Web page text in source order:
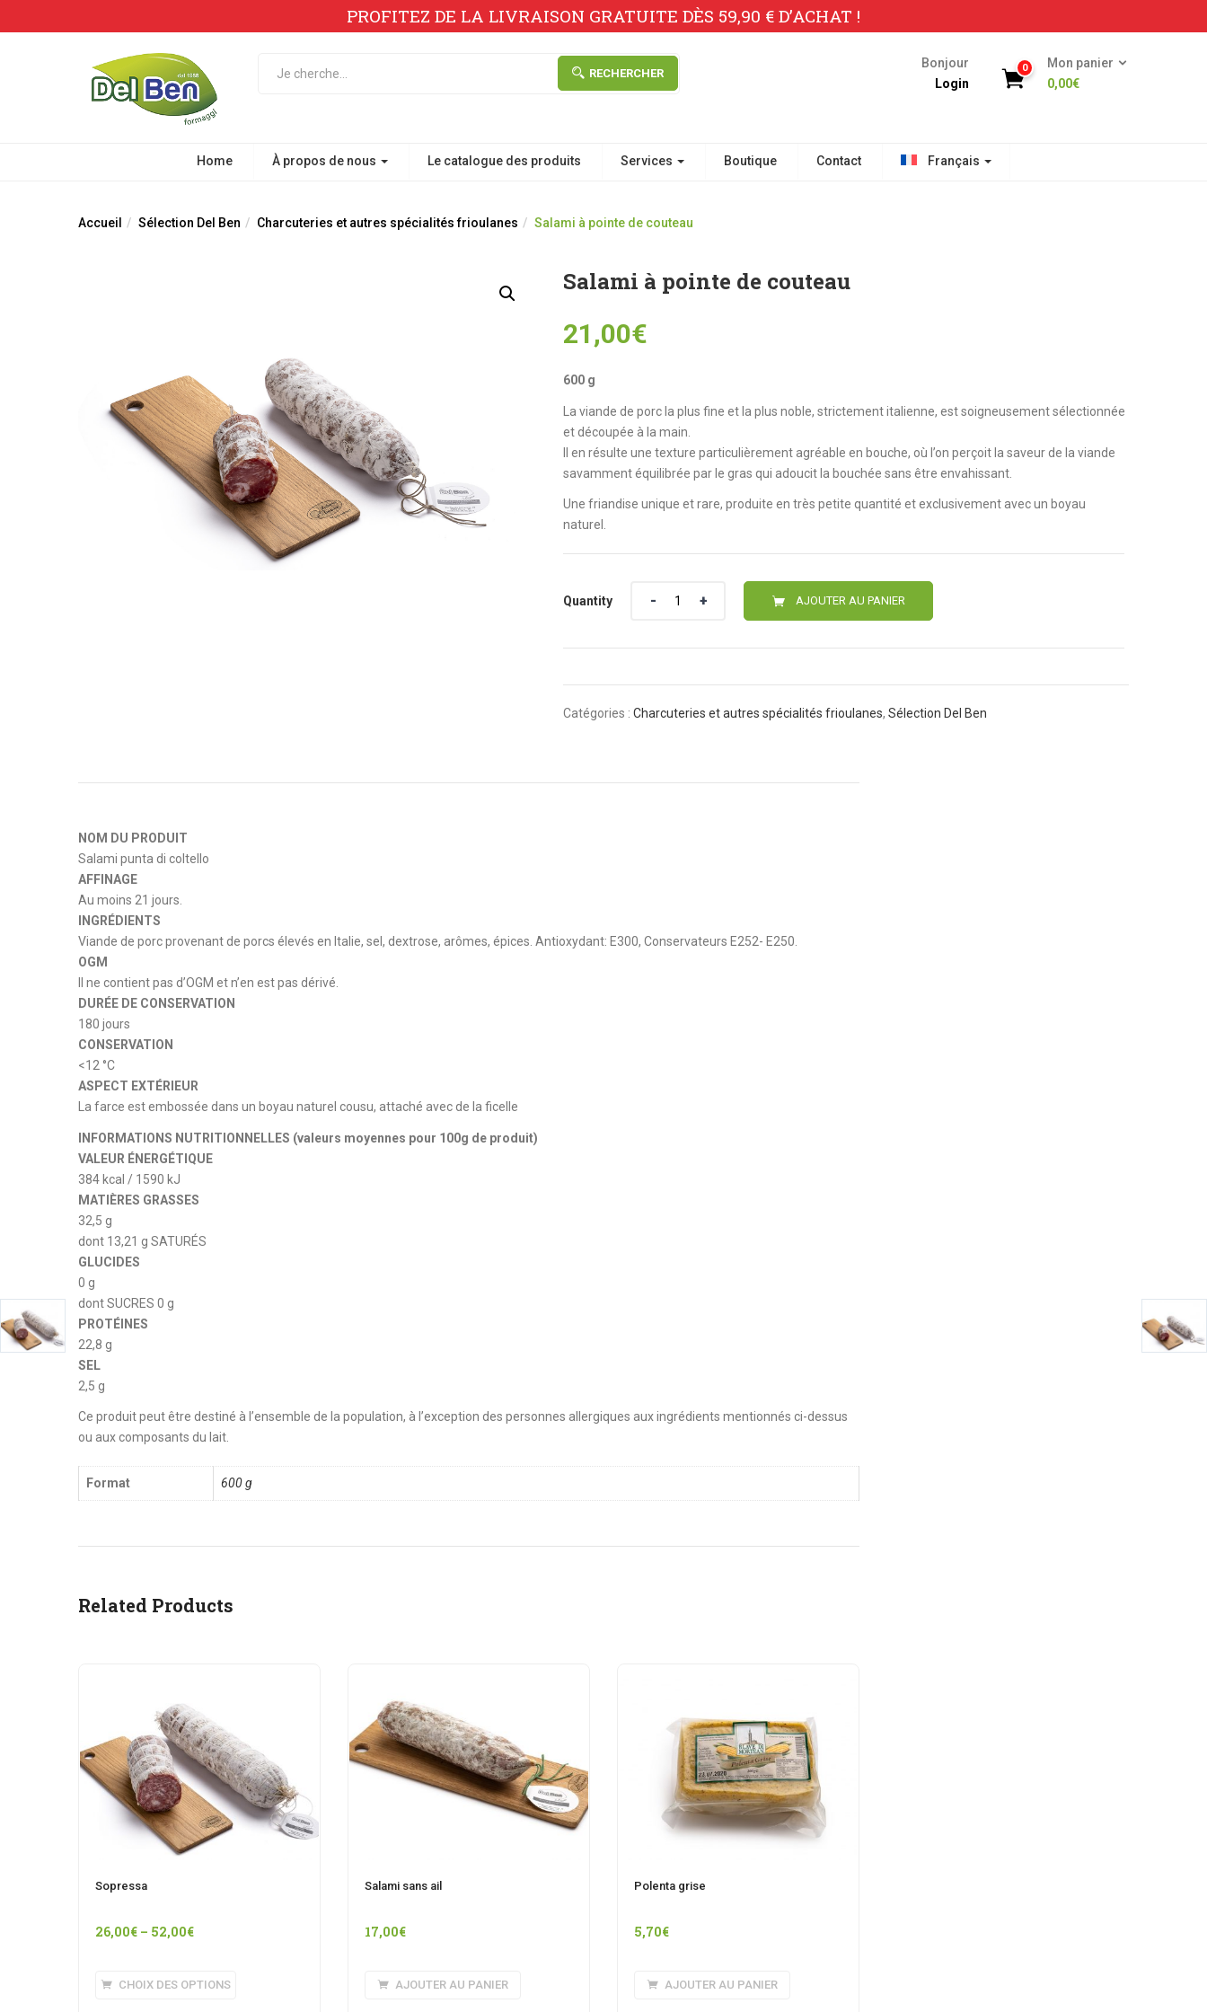
PROFITEZ DE LA LIVRAISON GRATUITE DÈS 59,90 € D’ACHAT !
RECHERCHER
Bonjour
Login
0
Mon panier
0,00€
Home À propos de nous Le catalogue des produits Services Boutique Contact Français
Accueil Sélection Del Ben Charcuteries et autres spécialités frioulanes Salami à pointe de couteau
Salami à pointe de couteau
21,00€
600 g
La viande de porc la plus fine et la plus noble, strictement italienne, est soigneusement sélectionnée
et découpée à la main.
Il en résulte une texture particulièrement agréable en bouche, où l’on perçoit la saveur de la viande
savamment équilibrée par le gras qui adoucit la bouchée sans être envahissant.
Une friandise unique et rare, produite en très petite quantité et exclusivement avec un boyau
naturel.
Quantity AJOUTER AU PANIER
Catégories : Charcuteries et autres spécialités frioulanes, Sélection Del Ben
NOM DU PRODUIT
Salami punta di coltello
AFFINAGE
Au moins 21 jours.
INGRÉDIENTS
Viande de porc provenant de porcs élevés en Italie, sel, dextrose, arômes, épices. Antioxydant: E300, Conservateurs E252- E250.
OGM
Il ne contient pas d’OGM et n’en est pas dérivé.
DURÉE DE CONSERVATION
180 jours
CONSERVATION
<12 °C
ASPECT EXTÉRIEUR
La farce est embossée dans un boyau naturel cousu, attaché avec de la ficelle
INFORMATIONS NUTRITIONNELLES (valeurs moyennes pour 100g de produit)
VALEUR ÉNERGÉTIQUE
384 kcal / 1590 kJ
MATIÈRES GRASSES
32,5 g
dont 13,21 g SATURÉS
GLUCIDES
0 g
dont SUCRES 0 g
PROTÉINES
22,8 g
SEL
2,5 g
Ce produit peut être destiné à l’ensemble de la population, à l’exception des personnes allergiques aux ingrédients mentionnés ci-dessus
ou aux composants du lait.
Format 600 g
Related Products
Sopressa
26,00€ – 52,00€
CHOIX DES OPTIONS
Salami sans ail
17,00€
AJOUTER AU PANIER
Polenta grise
5,70€
AJOUTER AU PANIER